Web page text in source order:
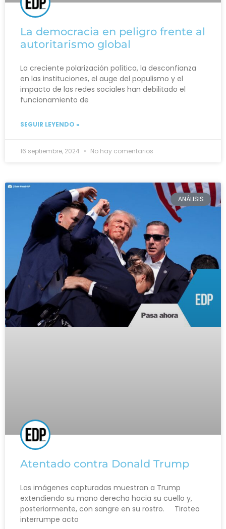
La democracia en peligro frente al
autoritarismo global
La creciente polarización política, la desconfianza
en las instituciones, el auge del populismo y el
impacto de las redes sociales han debilitado el
funcionamiento de
SEGUIR LEYENDO »
16 septiembre, 2024 No hay comentarios
ANÁLISIS
Atentado contra Donald Trump
Las imágenes capturadas muestran a Trump
extendiendo su mano derecha hacia su cuello y,
posteriormente, con sangre en su rostro. Tiroteo
interrumpe acto